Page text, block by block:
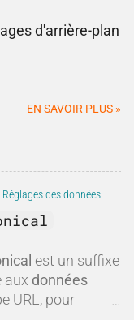
avancés,
discutables et
est-il
? Est-il
dépassé ? Faut-il
lui préférer
?Dans
allons
les plus
sans
d'arrière-plan
EN SAVOIR PLUS »
Réglages des données
est un suffixe
aux données
URL, pour